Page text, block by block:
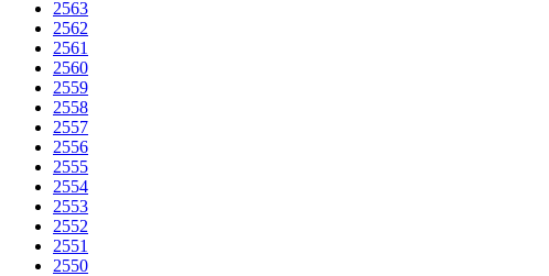
2563
2562
2561
2560
2559
2558
2557
2556
2555
2554
2553
2552
2551
2550